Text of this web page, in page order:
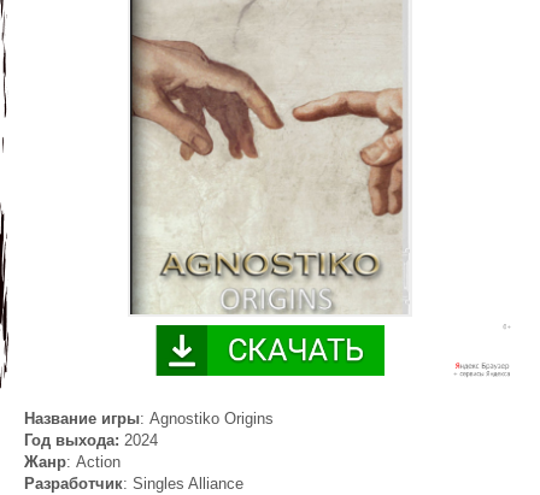
Название игры: Agnostiko Origins
Год выхода: 2024
Жанр: Action
Разработчик: Singles Alliance